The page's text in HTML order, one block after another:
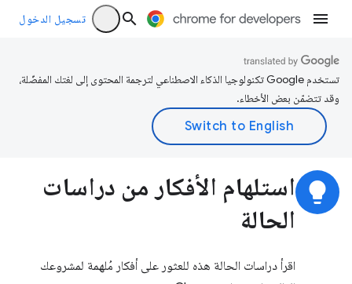
تسجيل الدخول
تستخدم Google تكنولوجيا الذكاء الاصطناعي لترجمة المحتوى إلى لغتك المفضّلة،
وقد تتضمّن بعض الأخطاء.
lightbulb استلهام الأفكار من دراسات
الحالة
اقرأ دراسات الحالة هذه للعثور على أفكار مُلهمة لمشروعك